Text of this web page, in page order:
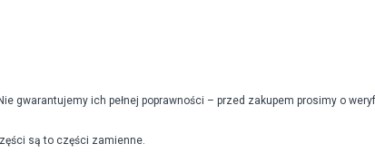
gwarantujemy ich pełnej poprawności – przed zakupem prosimy o
są to części zamienne.